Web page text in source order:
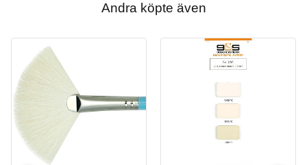
Andra köpte även